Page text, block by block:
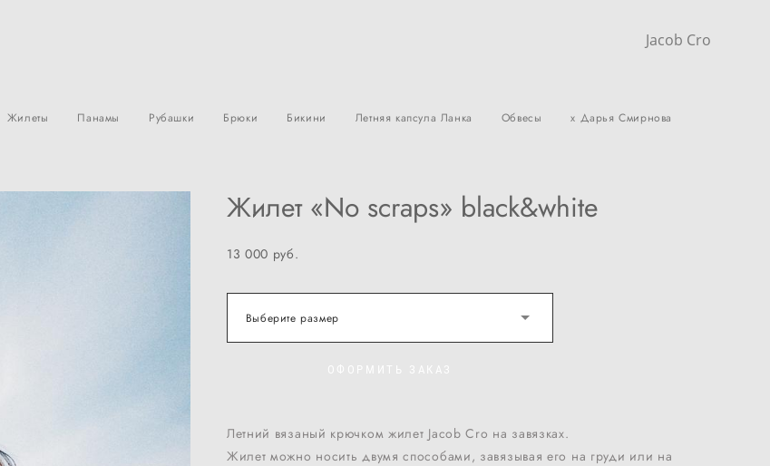
Jacob Cro
Жилеты Панамы Рубашки Брюки Бикини Летняя капсула Ланка Обвесы x Дарья Смирнова
Жилет «No scraps» black&white
13 000 pуб.
Выберите размер
ОФОРМИТЬ ЗАКАЗ
Летний вязаный крючком жилет Jacob Cro на завязках.
Жилет можно носить двумя способами, завязывая его на груди или на